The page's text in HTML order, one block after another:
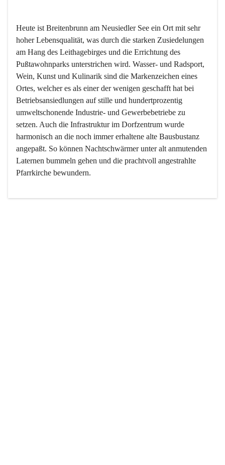
Heute ist Breitenbrunn am Neusiedler See ein Ort mit sehr
hoher Lebensqualität, was durch die starken Zusiedelungen
am Hang des Leithagebirges und die Errichtung des
Pußtawohnparks unterstrichen wird. Wasser- und Radsport,
Wein, Kunst und Kulinarik sind die Markenzeichen eines
Ortes, welcher es als einer der wenigen geschafft hat bei
Betriebsansiedlungen auf stille und hundertprozentig
umweltschonende Industrie- und Gewerbebetriebe zu
setzen. Auch die Infrastruktur im Dorfzentrum wurde
harmonisch an die noch immer erhaltene alte Bausbustanz
angepaßt. So können Nachtschwärmer unter alt anmutenden
Laternen bummeln gehen und die prachtvoll angestrahlte
Pfarrkirche bewundern.
Der Weinbau dominert heute nicht mehr, ist aber integrativer